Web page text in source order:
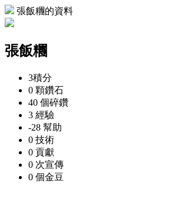
張飯糰的資料
張飯糰
3積分
0 顆鑽石
40 個碎鑽
3 經驗
-28 幫助
0 技術
0 貢獻
0 次宣傳
0 個金豆